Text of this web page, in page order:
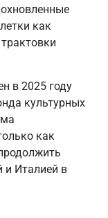
как
в 2025 году
культурных
как
и Италией в